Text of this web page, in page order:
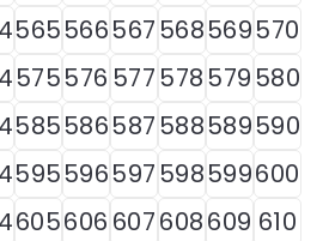
565566567568569570
575576 577578579580
585586587588589590
595596597598599600
605606 607608609 610